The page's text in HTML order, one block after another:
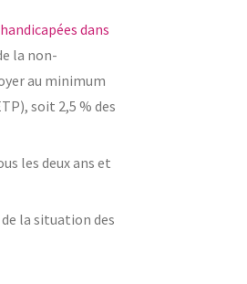
dans
la non-
au minimum
soit 2,5 % des
les deux ans et
la situation des